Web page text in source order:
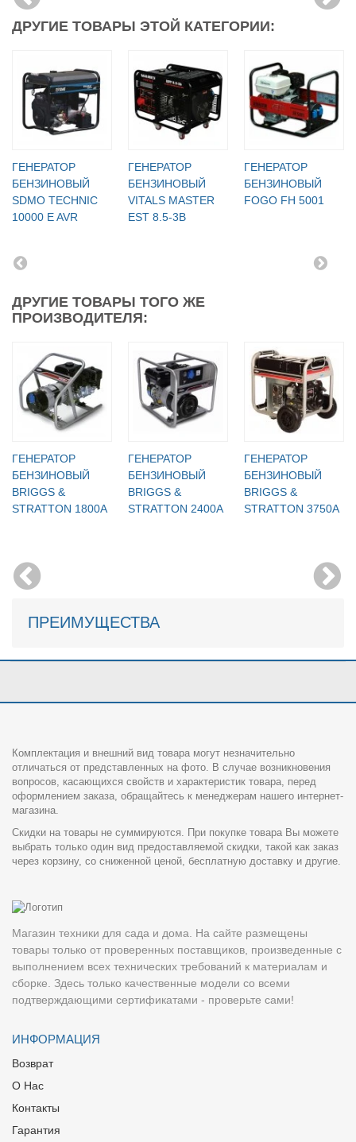
ДРУГИЕ ТОВАРЫ ЭТОЙ КАТЕГОРИИ:
ГЕНЕРАТОР
БЕНЗИНОВЫЙ
SDMO TECHNIC
10000 E AVR
ГЕНЕРАТОР
БЕНЗИНОВЫЙ
VITALS MASTER
EST 8.5-3B
ГЕНЕРАТОР
БЕНЗИНОВЫЙ
FOGO FH 5001
ДРУГИЕ ТОВАРЫ ТОГО ЖЕ
ПРОИЗВОДИТЕЛЯ:
ГЕНЕРАТОР
БЕНЗИНОВЫЙ
BRIGGS &
STRATTON 1800A
ГЕНЕРАТОР
БЕНЗИНОВЫЙ
BRIGGS &
STRATTON 2400A
ГЕНЕРАТОР
БЕНЗИНОВЫЙ
BRIGGS &
STRATTON 3750A
ПРЕИМУЩЕСТВА
Комплектация и внешний вид товара могут незначительно
отличаться от представленных на фото. В случае возникновения
вопросов, касающихся свойств и характеристик товара, перед
оформлением заказа, обращайтесь к менеджерам нашего интернет-
магазина.
Скидки на товары не суммируются. При покупке товара Вы можете
выбрать только один вид предоставляемой скидки, такой как заказ
через корзину, со сниженной ценой, бесплатную доставку и другие.
Магазин техники для сада и дома. На сайте размещены
товары только от проверенных поставщиков, произведенные с
выполнением всех технических требований к материалам и
сборке. Здесь только качественные модели со всеми
подтверждающими сертификатами - проверьте сами!
ИНФОРМАЦИЯ
Возврат
О Нас
Контакты
Гарантия